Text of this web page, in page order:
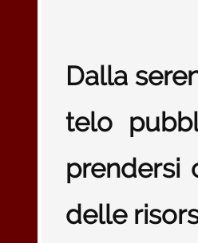
Dalla
telo
prendersi
delle